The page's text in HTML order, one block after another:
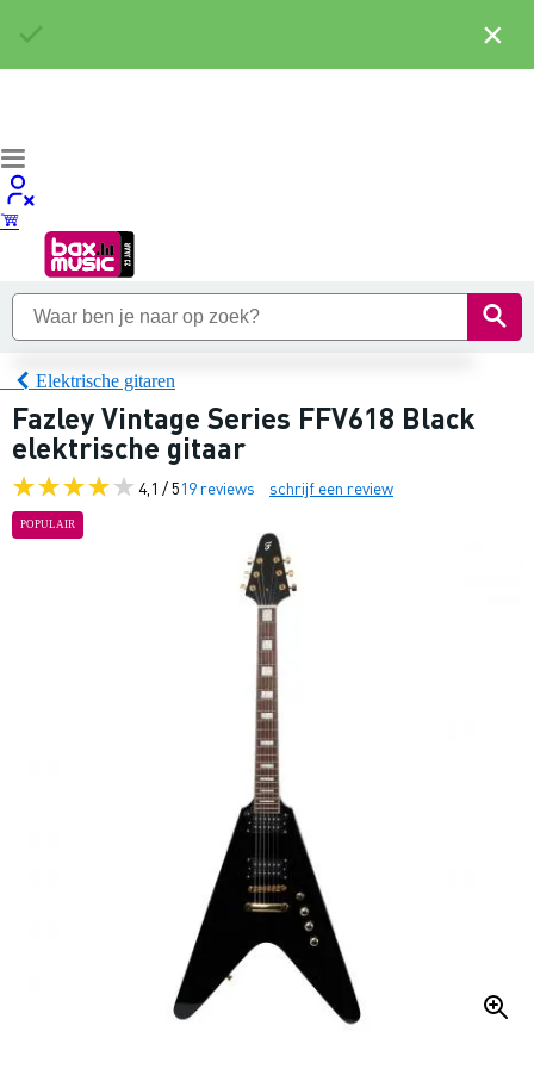
Elektrische gitaren
Fazley Vintage Series FFV618 Black
elektrische gitaar
4,1 / 519 reviews schrijf een review
POPULAIR
×